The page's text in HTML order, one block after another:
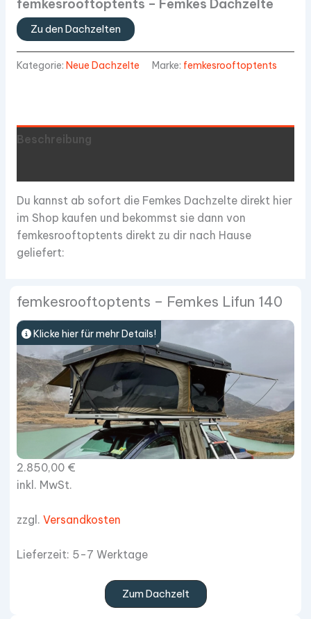
femkesrooftoptents – Femkes Dachzelte
Zu den Dachzelten
Kategorie: Neue Dachzelte Marke: femkesrooftoptents
Beschreibung
Du kannst ab sofort die Femkes Dachzelte direkt hier
im Shop kaufen und bekommst sie dann von
femkesrooftoptents direkt zu dir nach Hause
geliefert:
femkesrooftoptents – Femkes Lifun 140
Klicke hier für mehr Details!
2.850,00 €
inkl. MwSt.
zzgl. Versandkosten
Lieferzeit: 5-7 Werktage
Zum Dachzelt